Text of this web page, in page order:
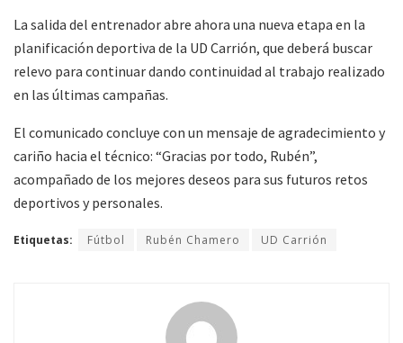
La salida del entrenador abre ahora una nueva etapa en la
planificación deportiva de la UD Carrión, que deberá buscar
relevo para continuar dando continuidad al trabajo realizado
en las últimas campañas.
El comunicado concluye con un mensaje de agradecimiento y
cariño hacia el técnico: “Gracias por todo, Rubén”,
acompañado de los mejores deseos para sus futuros retos
deportivos y personales.
Etiquetas: Fútbol Rubén Chamero UD Carrión